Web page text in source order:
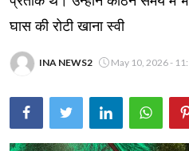
घास की रोटी खाना स्वी
INA NEWS2 May 10, 2026 -